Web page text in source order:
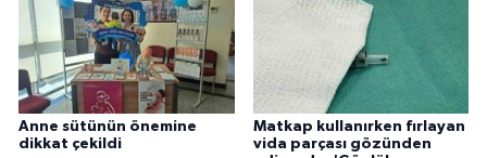
Anne sütünün önemine
dikkat çekildi
Matkap kullanırken fırlayan
vida parçası gözünden